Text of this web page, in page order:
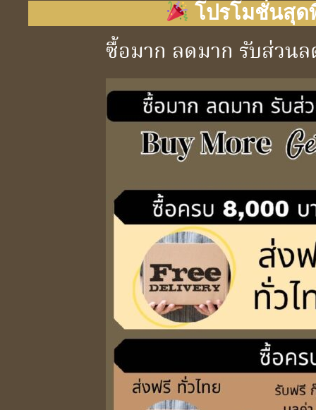
โปรโมชั่นสุด
ซื้อมาก ลดมาก รับส่วน